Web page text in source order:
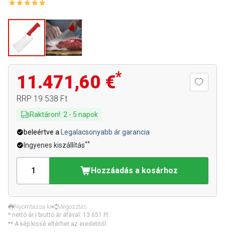
11.471,60 €*
RRP 19 538 Ft
Raktáron!: 2 - 5 napok
beleértve a
Legalacsonyabb ár garancia
Ingyenes kiszállítás**
Hozzáadás a kosárhoz
Nyomtassa ki
Megosztás
* nettó ár | bruttó ár áfával: 13 651 Ft
** A kép kissé eltérhet az eredetitől.